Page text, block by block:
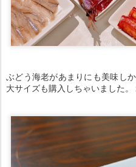
ぶどう海老があまりにも美味し
大サイズも購入しちゃいました。